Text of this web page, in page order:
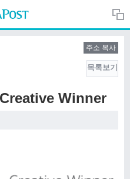
주소 복사
목록보기
Winner